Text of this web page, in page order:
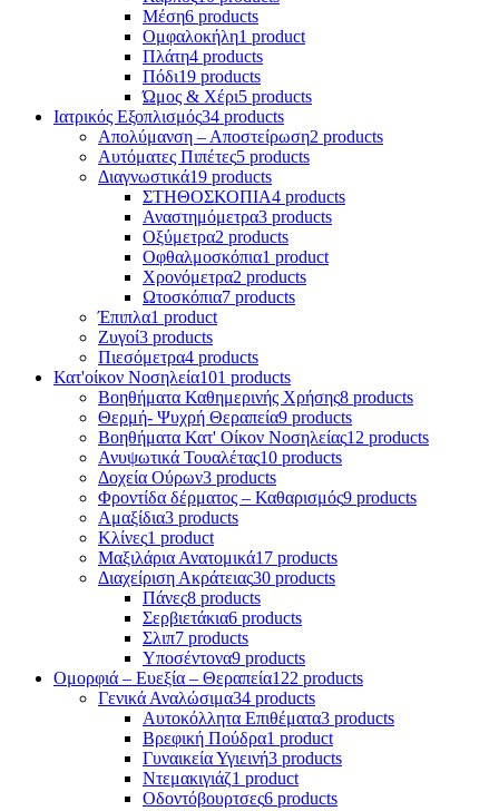
Μέση6 products
Ομφαλοκήλη1 product
Πλάτη4 products
Πόδι19 products
Ώμος & Χέρι5 products
Ιατρικός Εξοπλισμός34 products
Απολύμανση – Αποστείρωση2 products
Αυτόματες Πιπέτες5 products
Διαγνωστικά19 products
ΣΤΗΘΟΣΚΟΠΙΑ4 products
Αναστημόμετρα3 products
Οξύμετρα2 products
Οφθαλμοσκόπια1 product
Χρονόμετρα2 products
Ωτοσκόπια7 products
Έπιπλα1 product
Ζυγοί3 products
Πιεσόμετρα4 products
Κατ'οίκον Νοσηλεία101 products
Βοηθήματα Καθημερινής Χρήσης8 products
Θερμή- Ψυχρή Θεραπεία9 products
Βοηθήματα Κατ' Οίκον Νοσηλείας12 products
Ανυψωτικά Τουαλέτας10 products
Δοχεία Ούρων3 products
Φροντίδα δέρματος – Καθαρισμός9 products
Αμαξίδια3 products
Κλίνες1 product
Μαξιλάρια Ανατομικά17 products
Διαχείριση Ακράτειας30 products
Πάνες8 products
Σερβιετάκια6 products
Σλιπ7 products
Υποσέντονα9 products
Ομορφιά – Ευεξία – Θεραπεία122 products
Γενικά Αναλώσιμα34 products
Αυτοκόλλητα Επιθέματα3 products
Βρεφική Πούδρα1 product
Γυναικεία Υγιεινή3 products
Ντεμακιγιάζ1 product
Οδοντόβουρτσες6 products